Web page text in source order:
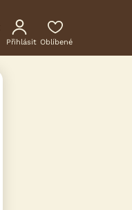
Přihlásit Oblíbené